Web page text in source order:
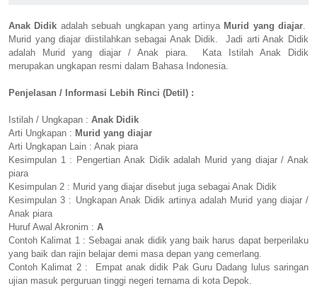
Anak Didik adalah sebuah ungkapan yang artinya Murid yang diajar.
Murid yang diajar diistilahkan sebagai Anak Didik. Jadi arti Anak Didik
adalah Murid yang diajar / Anak piara. Kata Istilah Anak Didik
merupakan ungkapan resmi dalam Bahasa Indonesia.
Penjelasan / Informasi Lebih Rinci (Detil) :
Istilah / Ungkapan : Anak Didik
Arti Ungkapan : Murid yang diajar
Arti Ungkapan Lain : Anak piara
Kesimpulan 1 : Pengertian Anak Didik adalah Murid yang diajar / Anak
piara
Kesimpulan 2 : Murid yang diajar disebut juga sebagai Anak Didik
Kesimpulan 3 : Ungkapan Anak Didik artinya adalah Murid yang diajar /
Anak piara
Huruf Awal Akronim : A
Contoh Kalimat 1 : Sebagai anak didik yang baik harus dapat berperilaku
yang baik dan rajin belajar demi masa depan yang cemerlang.
Contoh Kalimat 2 : Empat anak didik Pak Guru Dadang lulus saringan
ujian masuk perguruan tinggi negeri ternama di kota Depok.